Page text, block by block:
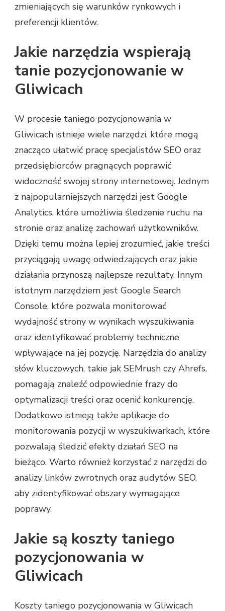
zmieniających się warunków rynkowych i
preferencji klientów.
Jakie narzędzia wspierają
tanie pozycjonowanie w
Gliwicach
W procesie taniego pozycjonowania w
Gliwicach istnieje wiele narzędzi, które mogą
znacząco ułatwić pracę specjalistów SEO oraz
przedsiębiorców pragnących poprawić
widoczność swojej strony internetowej. Jednym
z najpopularniejszych narzędzi jest Google
Analytics, które umożliwia śledzenie ruchu na
stronie oraz analizę zachowań użytkowników.
Dzięki temu można lepiej zrozumieć, jakie treści
przyciągają uwagę odwiedzających oraz jakie
działania przynoszą najlepsze rezultaty. Innym
istotnym narzędziem jest Google Search
Console, które pozwala monitorować
wydajność strony w wynikach wyszukiwania
oraz identyfikować problemy techniczne
wpływające na jej pozycję. Narzędzia do analizy
słów kluczowych, takie jak SEMrush czy Ahrefs,
pomagają znaleźć odpowiednie frazy do
optymalizacji treści oraz ocenić konkurencję.
Dodatkowo istnieją także aplikacje do
monitorowania pozycji w wyszukiwarkach, które
pozwalają śledzić efekty działań SEO na
bieżąco. Warto również korzystać z narzędzi do
analizy linków zwrotnych oraz audytów SEO,
aby zidentyfikować obszary wymagające
poprawy.
Jakie są koszty taniego
pozycjonowania w
Gliwicach
Koszty taniego pozycjonowania w Gliwicach